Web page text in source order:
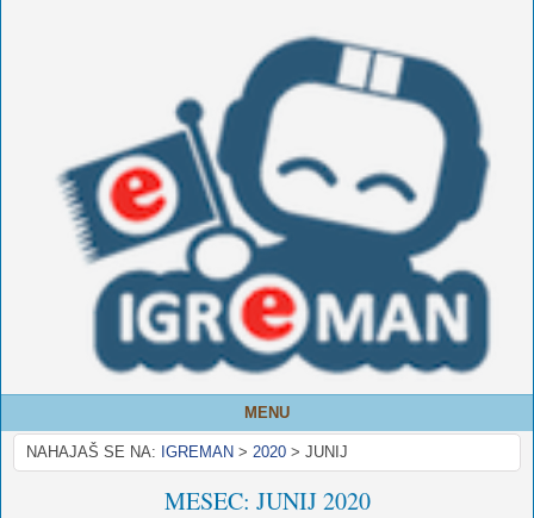
MENU
NAHAJAŠ SE NA: IGREMAN > 2020 > JUNIJ
MESEC: JUNIJ 2020